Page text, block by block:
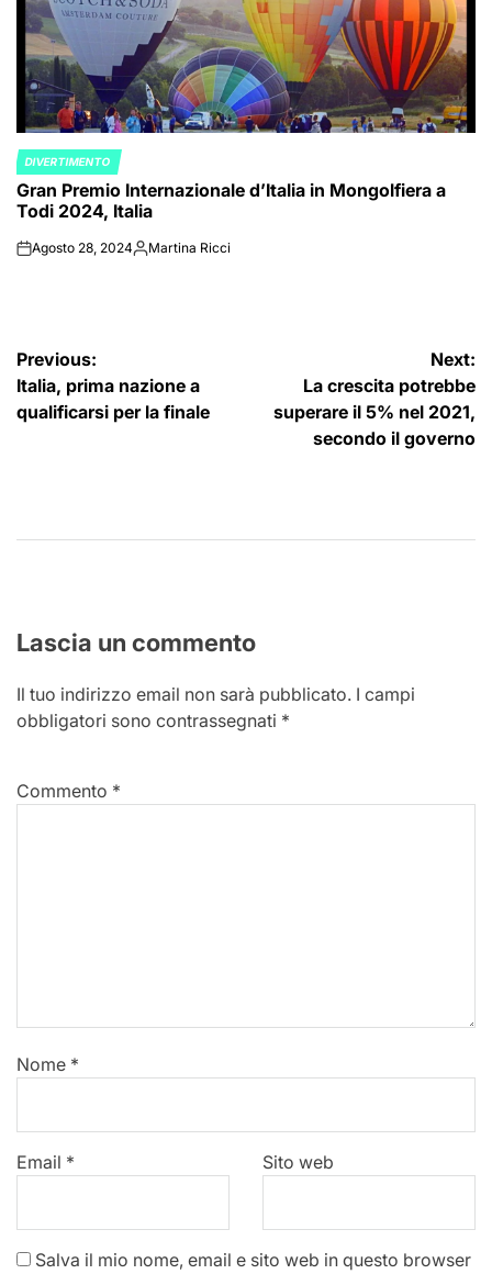
POSTED
IN
DIVERTIMENTO
Gran Premio Internazionale d’Italia in Mongolfiera a
Todi 2024, Italia
onAgosto 28, 2024PostedMartina Ricci
Navigazione
articoli
Previous:
Italia, prima nazione a
qualificarsi per la finale
Next:
La crescita potrebbe
superare il 5% nel 2021,
secondo il governo
Lascia un commento
Il tuo indirizzo email non sarà pubblicato. I campi
obbligatori sono contrassegnati *
Commento *
Nome *
Email * Sito web
Salva il mio nome, email e sito web in questo browser